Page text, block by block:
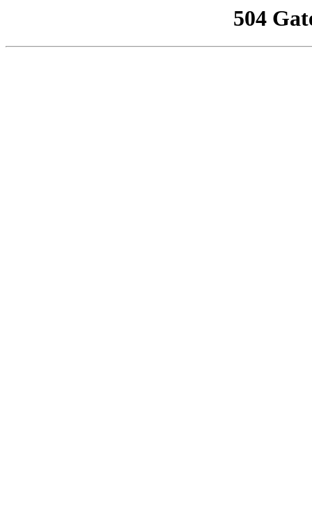
504